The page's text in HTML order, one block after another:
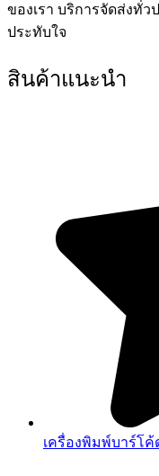
ของเรา บริการจัดส่งทั่
ประทับใจ
สินค้าแนะนำ
เครื่องพิมพ์บาร์โค้